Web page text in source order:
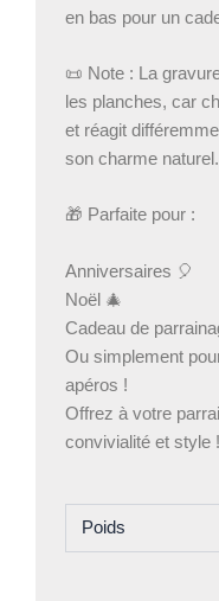
en bas pour un
📜 Note : La
les planches, car
et réagit
son charme naturel.
🎁 Parfaite pour :
Anniversaires 🎈
Noël 🎄
Cadeau de
Ou simplement
apéros !
Offrez à votre
convivialité et style
Poids